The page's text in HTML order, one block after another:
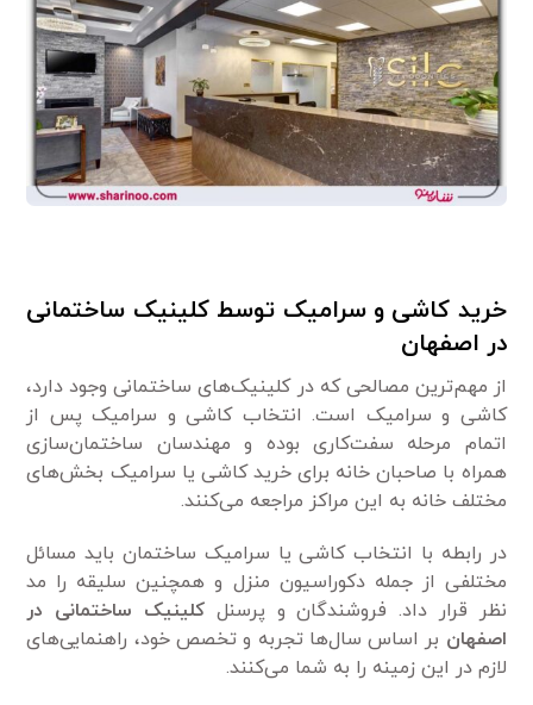
خرید کاشی و سرامیک توسط کلینیک ساختمانی
در اصفهان
از مهم‌ترین مصالحی که در کلینیک‌های ساختمانی وجود دارد،
کاشی و سرامیک است. انتخاب کاشی و سرامیک پس از
اتمام مرحله سفت‌کاری بوده و مهندسان ساختمان‌سازی
همراه با صاحبان خانه برای خرید کاشی یا سرامیک بخش‌های
مختلف خانه به این مراکز مراجعه می‌کنند.
در رابطه با انتخاب کاشی یا سرامیک ساختمان باید مسائل
مختلفی از جمله دکوراسیون منزل و همچنین سلیقه را مد
نظر قرار داد. فروشندگان و پرسنلکلینیک ساختمانی در
اصفهان بر اساس سال‌ها تجربه و تخصص خود، راهنمایی‌های
لازم در این زمینه را به شما می‌کنند.